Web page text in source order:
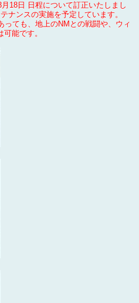
18日 日程について訂正いたしまし
ナンスの実施を予定しています。
っても、地上のNMとの戦闘や、ウィ
能です。